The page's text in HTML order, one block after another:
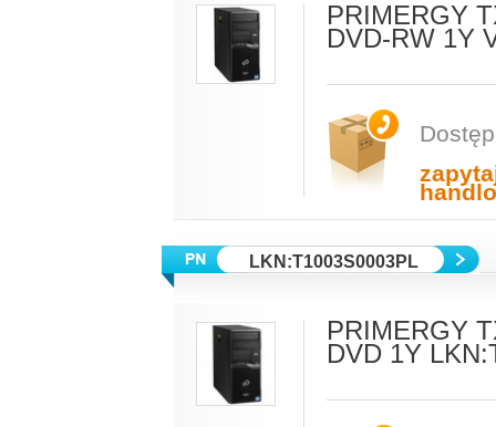
PRIMERGY
DVD-RW 1Y
LKN:T1003S0003PL
PRIMERGY
DVD 1Y